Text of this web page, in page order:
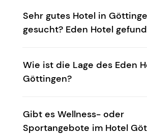
Sehr gutes Hotel in
gesucht? Eden Hotel
Wie ist die Lage des Eden
Göttingen?
Gibt es Wellness- oder
Sportangebote im Hotel